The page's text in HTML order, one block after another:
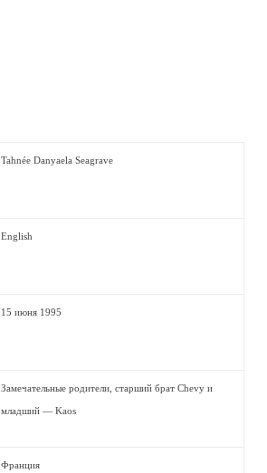
Tahnée Danyaela Seagrave
English
15 июня 1995
Замечательные родители, старший брат Chevy и
младший — Kaos
Франция